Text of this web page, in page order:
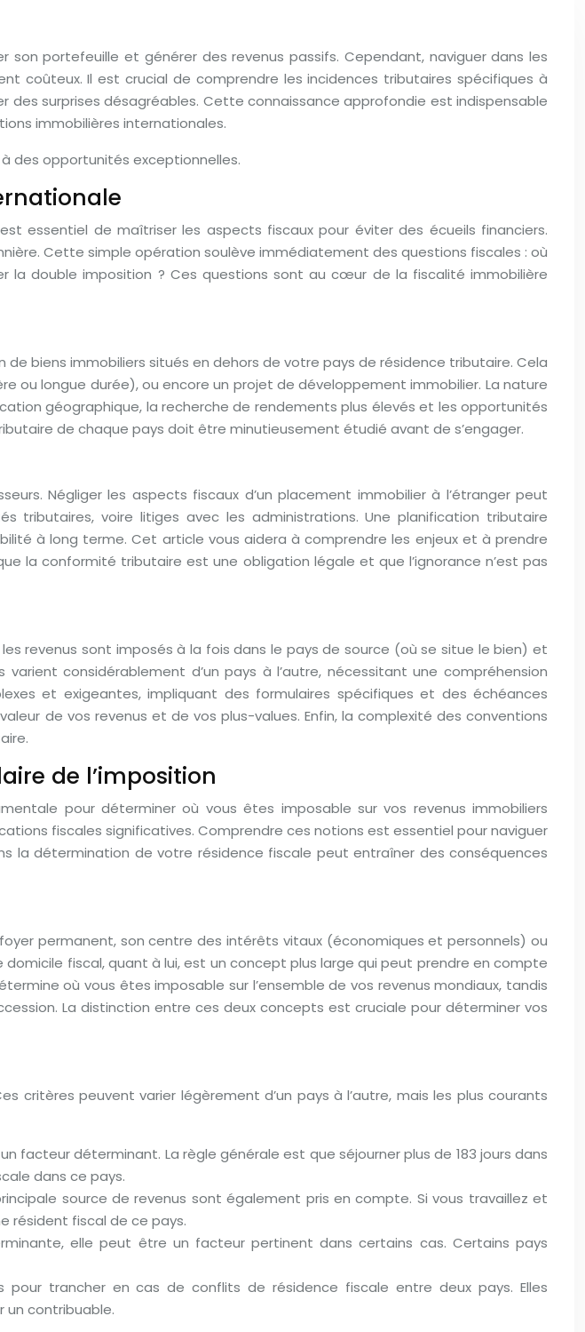
son portefeuille et générer des revenus passifs. Cependant, naviguer dans les
coûteux. Il est crucial de comprendre les incidences tributaires spécifiques à
surprises désagréables. Cette connaissance approfondie est indispensable
immobilières internationales.
des opportunités exceptionnelles.
essentiel de maîtriser les aspects fiscaux pour éviter des écueils financiers.
Cette simple opération soulève immédiatement des questions fiscales : où
la double imposition ? Ces questions sont au cœur de la fiscalité immobilière
biens immobiliers situés en dehors de votre pays de résidence tributaire. Cela
ou longue durée), ou encore un projet de développement immobilier. La nature
géographique, la recherche de rendements plus élevés et les opportunités
de chaque pays doit être minutieusement étudié avant de s’engager.
Négliger les aspects fiscaux d’un placement immobilier à l’étranger peut
tributaires, voire litiges avec les administrations. Une planification tributaire
à long terme. Cet article vous aidera à comprendre les enjeux et à prendre
la conformité tributaire est une obligation légale et que l’ignorance n’est pas
revenus sont imposés à la fois dans le pays de source (où se situe le bien) et
considérablement d’un pays à l’autre, nécessitant une compréhension
et exigeantes, impliquant des formulaires spécifiques et des échéances
de vos revenus et de vos plus-values. Enfin, la complexité des conventions
de l’imposition
pour déterminer où vous êtes imposable sur vos revenus immobiliers
fiscales significatives. Comprendre ces notions est essentiel pour naviguer
la détermination de votre résidence fiscale peut entraîner des conséquences
permanent, son centre des intérêts vitaux (économiques et personnels) ou
fiscal, quant à lui, est un concept plus large qui peut prendre en compte
où vous êtes imposable sur l’ensemble de vos revenus mondiaux, tandis
La distinction entre ces deux concepts est cruciale pour déterminer vos
critères peuvent varier légèrement d’un pays à l’autre, mais les plus courants
facteur déterminant. La règle générale est que séjourner plus de 183 jours dans
dans ce pays.
source de revenus sont également pris en compte. Si vous travaillez et
résident fiscal de ce pays.
elle peut être un facteur pertinent dans certains cas. Certains pays
pour trancher en cas de conflits de résidence fiscale entre deux pays. Elles
un contribuable.